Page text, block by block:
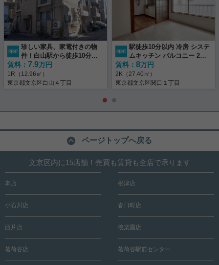
珍しい家具、家電付きの物
件！白山駅から徒歩10分圏
内と好立地！
賃料： 7.9万円
1R（12.96㎡）
東京都文京区白山４丁目
駅徒歩10分以内 冷房 システ
ムキッチン バルコニー 2沿
線利用可
賃料： 8万円
2K（27.40㎡）
東京都文京区関口１丁目
ページトップへ戻る
文京区内に15店舗！売買も賃貸も全店で承ります
本店 根津店
小石川店 春日町店
西片店 後楽園店
茗荷谷店 茗荷谷駅前センター